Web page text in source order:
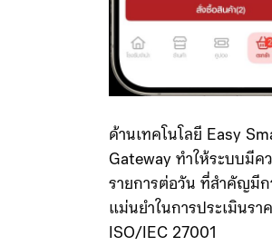
ด้านเทคโนโลยี Easy
Gateway ทำให้ระบบมีค
รายการต่อวัน ที่สำคัญมีก